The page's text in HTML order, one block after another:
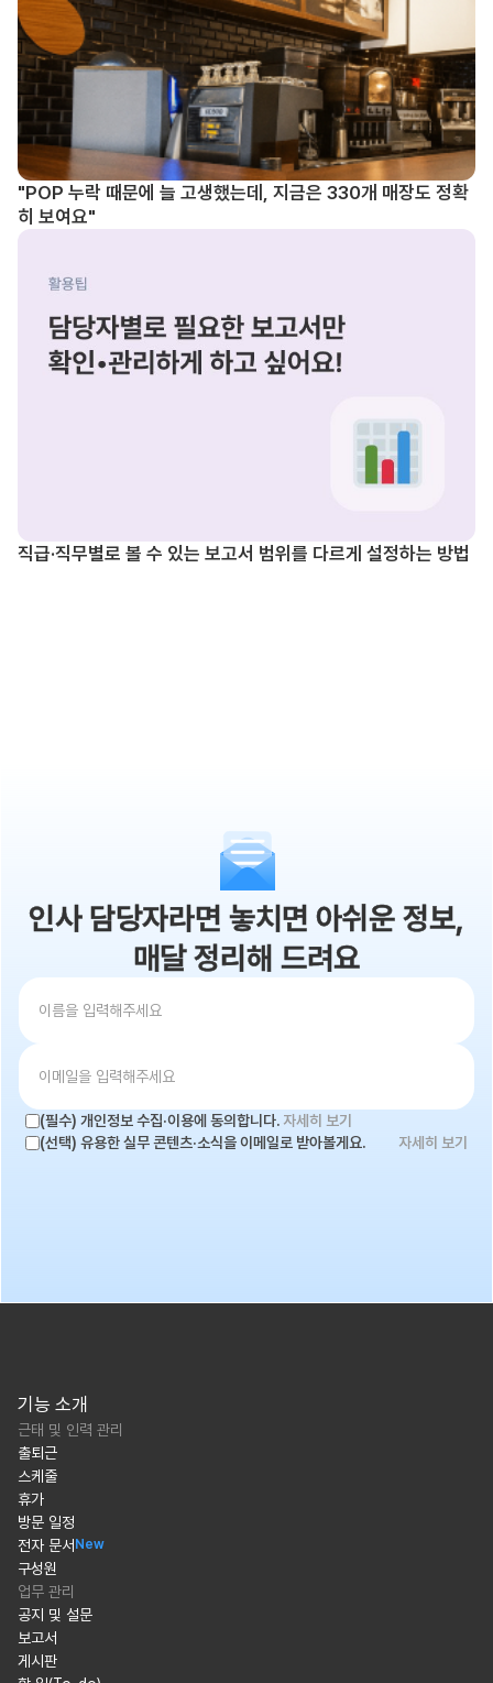
"POP 누락 때문에 늘 고생했는데, 지금은 330개 매장도 정확
히 보여요"
직급·직무별로 볼 수 있는 보고서 범위를 다르게 설정하는 방법
인사 담당자라면 놓치면 아쉬운 정보,
매달 정리해 드려요
(필수) 개인정보 수집·이용에 동의합니다. 자세히 보기
(선택) 유용한 실무 콘텐츠·소식을 이메일로 받아볼게요.
자세히 보기
기능 소개
근태 및 인력 관리
출퇴근
스케줄
휴가
방문 일정
전자 문서 New
구성원
업무 관리
공지 및 설문
보고서
게시판